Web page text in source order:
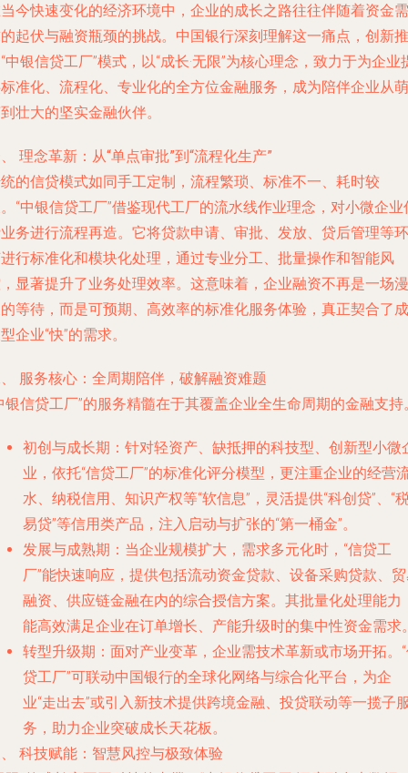
今快速变化的经济环境中，企业的成长之路往往伴随着资金需
起伏与融资瓶颈的挑战。中国银行深刻理解这一痛点，创新推
中银信贷工厂”模式，以“成长·无限”为核心理念，致力于为企业
准化、流程化、专业化的全方位金融服务，成为陪伴企业从萌
壮大的坚实金融伙伴。
理念革新：从“单点审批”到“流程化生产”
的信贷模式如同手工定制，流程繁琐、标准不一、耗时较
“中银信贷工厂”借鉴现代工厂的流水线作业理念，对小微企业
务进行流程再造。它将贷款申请、审批、发放、贷后管理等环
行标准化和模块化处理，通过专业分工、批量操作和智能风
显著提升了业务处理效率。这意味着，企业融资不再是一场漫
等待，而是可预期、高效率的标准化服务体验，真正契合了成
企业“快”的需求。
服务核心：全周期陪伴，破解融资难题
银信贷工厂”的服务精髓在于其覆盖企业全生命周期的金融支持
初创与成长期 ：针对轻资产、缺抵押的科技型、创新型小微
业，依托“信贷工厂”的标准化评分模型，更注重企业的经营
水、纳税信用、知识产权等“软信息”，灵活提供“科创贷”、“
易贷”等信用类产品，注入启动与扩张的“第一桶金”。
发展与成熟期 ：当企业规模扩大，需求多元化时，“信贷工
厂”能快速响应，提供包括流动资金贷款、设备采购贷款、
融资、供应链金融在内的综合授信方案。其批量化处理能力
能高效满足企业在订单增长、产能升级时的集中性资金需求
转型升级期 ：面对产业变革，企业需技术革新或市场开拓。
贷工厂”可联动中国银行的全球化网络与综合化平台，为企
业“走出去”或引入新技术提供跨境金融、投贷联动等一揽子
务，助力企业突破成长天花板。
科技赋能：智慧风控与极致体验